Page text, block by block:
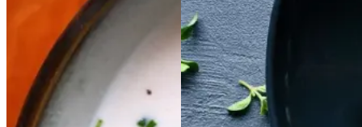
Kold hvid
bønnesuppe
bønnesu
SatjaSatja de
pollopollo